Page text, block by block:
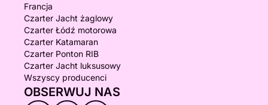
Francja
Czarter Jacht żaglowy
Czarter Łódź motorowa
Czarter Katamaran
Czarter Ponton RIB
Czarter Jacht luksusowy
Wszyscy producenci
OBSERWUJ NAS